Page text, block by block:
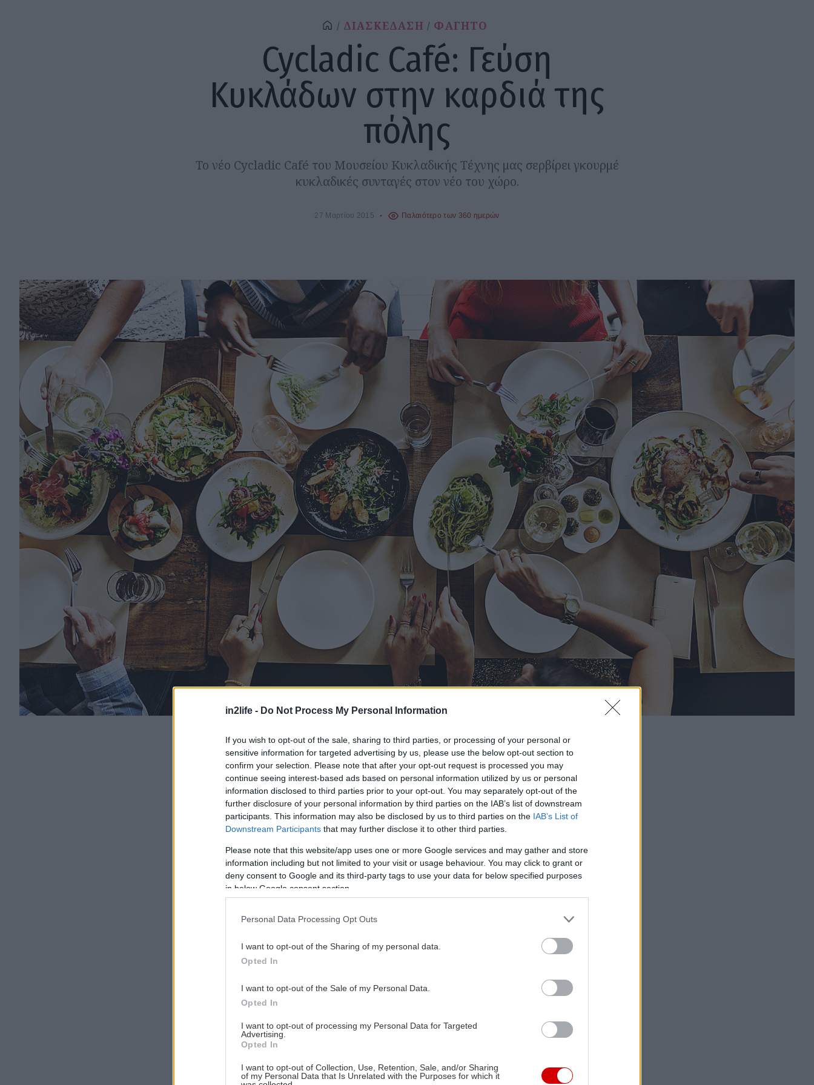
in2life - Do Not Process My Personal Information
If you wish to opt-out of the sale, sharing to third parties, or processing of your personal or
sensitive information for targeted advertising by us, please use the below opt-out section to
confirm your selection. Please note that after your opt-out request is processed you may
continue seeing interest-based ads based on personal information utilized by us or personal
information disclosed to third parties prior to your opt-out. You may separately opt-out of the
further disclosure of your personal information by third parties on the IAB’s list of downstream
participants. This information may also be disclosed by us to third parties on the IAB’s List of
Downstream Participants that may further disclose it to other third parties.
Please note that this website/app uses one or more Google services and may gather and store
information including but not limited to your visit or usage behaviour. You may click to grant or
deny consent to Google and its third-party tags to use your data for below specified purposes
in below Google consent section.
Personal Data Processing Opt Outs
I want to opt-out of the Sharing of my personal data.
Opted In
I want to opt-out of the Sale of my Personal Data.
Opted In
I want to opt-out of processing my Personal Data for Targeted
Advertising.
Opted In
I want to opt-out of Collection, Use, Retention, Sale, and/or Sharing
of my Personal Data that Is Unrelated with the Purposes for which it
ΔΙΑΣΚΕΔΑΣΗ ΦΑΓΗΤΟ
Cycladic Café: Γεύση
Κυκλάδων στην καρδιά της
πόλης
Το νέο Cycladic Café του Μουσείου Κυκλαδικής Τέχνης μας σερβίρει γκουρμέ
κυκλαδικές συνταγές στον νέο του χώρο.
27 Μαρτίου 2015 Παλαιότερο των 360 ημερών